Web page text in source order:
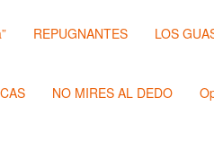
REPUGNANTES LOS
NO MIRES AL DEDO